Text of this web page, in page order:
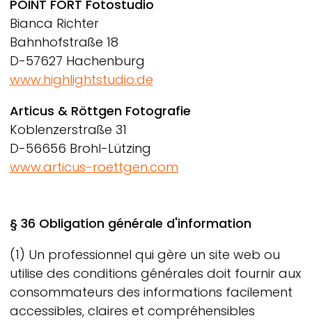
POINT FORT Fotostudio
Bianca Richter
Bahnhofstraße 18
D-57627 Hachenburg
www.highlightstudio.de
Articus & Röttgen Fotografie
Koblenzerstraße 31
D-56656 Brohl-Lützing
www.articus-roettgen.com
§ 36 Obligation générale d'information
(1) Un professionnel qui gère un site web ou
utilise des conditions générales doit fournir aux
consommateurs des informations facilement
accessibles, claires et compréhensibles